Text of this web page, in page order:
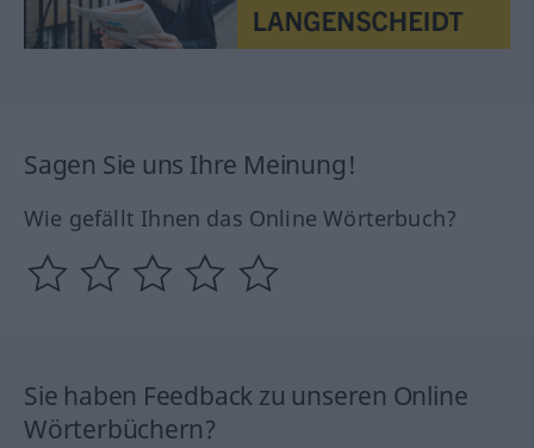
Sagen Sie uns Ihre Meinung!
Wie gefällt Ihnen das Online Wörterbuch?
Sie haben Feedback zu unseren Online
Wörterbüchern?